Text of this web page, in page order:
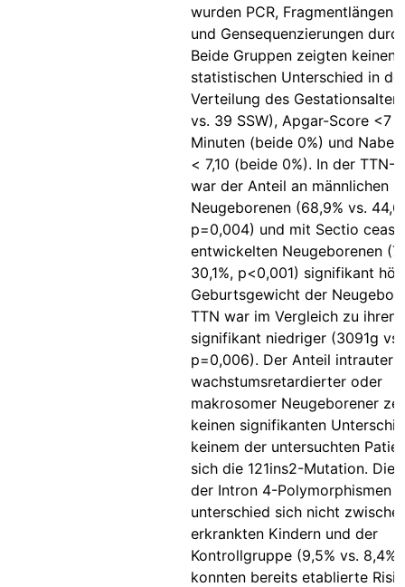
wurden PCR,
und Gensequenzierungen
Beide Gruppen zeigten keinen
statistischen Unterschied in
Verteilung des
vs. 39 SSW), Apgar-Score <7
Minuten (beide 0%) und
< 7,10 (beide 0%). In der TTN-
war der Anteil an männlichen
Neugeborenen (68,9% vs.
p=0,004) und mit Sectio
entwickelten Neugeborenen
30,1%, p<0,001) signifikant
Geburtsgewicht der
TTN war im Vergleich zu ihren
signifikant niedriger (3091g
p=0,006). Der Anteil intrauterin
wachstumsretardierter oder
makrosomer Neugeborener
keinen signifikanten
keinem der untersuchten
sich die 121ins2-Mutation. Die
der Intron 4-Polymorphismen
unterschied sich nicht
erkrankten Kindern und der
Kontrollgruppe (9,5% vs.
konnten bereits etablierte